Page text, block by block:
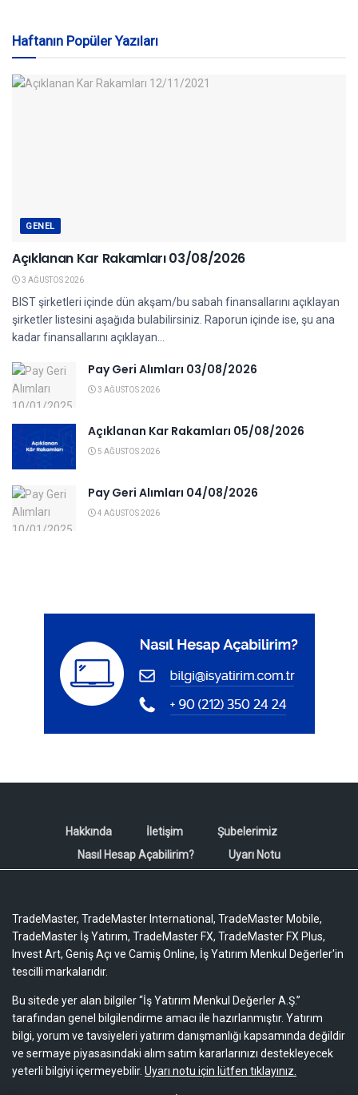
Haftanın Popüler Yazıları
GENEL
Açıklanan Kar Rakamları 03/08/2026
3 AĞUSTOS 2026
BIST şirketleri içinde dün akşam/bu sabah finansallarını açıklayan
şirketler listesini aşağıda bulabilirsiniz. Raporun içinde ise, şu ana
kadar finansallarını açıklayan...
Pay Geri Alımları 03/08/2026
3 AĞUSTOS 2026
Açıklanan Kar Rakamları 05/08/2026
5 AĞUSTOS 2026
Pay Geri Alımları 04/08/2026
4 AĞUSTOS 2026
Hakkında İletişim
Şubelerimiz
Nasıl Hesap Açabilirim?
Uyarı Notu
TradeMaster, TradeMaster International, TradeMaster Mobile,
TradeMaster İş Yatırım, TradeMaster FX, TradeMaster FX Plus,
Invest Art, Geniş Açı ve Camiş Online, İş Yatırım Menkul Değerler'in
tescilli markalarıdır.
Bu sitede yer alan bilgiler “İş Yatırım Menkul Değerler A.Ş.”
tarafından genel bilgilendirme amacı ile hazırlanmıştır. Yatırım
bilgi, yorum ve tavsiyeleri yatırım danışmanlığı kapsamında değildir
ve sermaye piyasasındaki alım satım kararlarınızı destekleyecek
yeterli bilgiyi içermeyebilir. Uyarı notu için lütfen tıklayınız.